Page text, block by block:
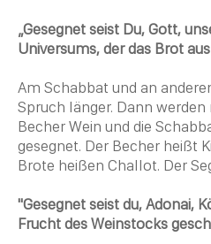
„Gesegnet seist Du, Gott,
Universums, der das Brot
Am Schabbat und an
Spruch länger. Dann
Becher Wein und die
gesegnet. Der Becher heißt
Brote heißen Challot. Der
"Gesegnet seist du, Adonai,
Frucht des Weinstocks